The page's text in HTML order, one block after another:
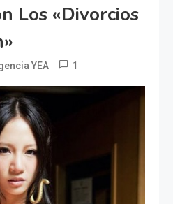
Los «Divorcios
YEA 1